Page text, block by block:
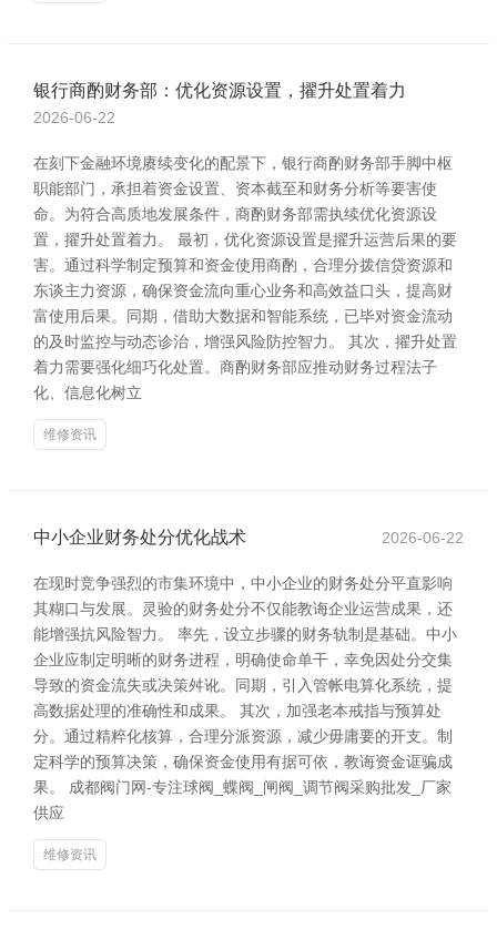
银行商酌财务部：优化资源设置，擢升处置着力
2026-06-22
在刻下金融环境赓续变化的配景下，银行商酌财务部手脚中枢
职能部门，承担着资金设置、资本截至和财务分析等要害使
命。为符合高质地发展条件，商酌财务部需执续优化资源设
置，擢升处置着力。 最初，优化资源设置是擢升运营后果的要
害。通过科学制定预算和资金使用商酌，合理分拨信贷资源和
东谈主力资源，确保资金流向重心业务和高效益口头，提高财
富使用后果。同期，借助大数据和智能系统，已毕对资金流动
的及时监控与动态诊治，增强风险防控智力。 其次，擢升处置
着力需要强化细巧化处置。商酌财务部应推动财务过程法子
化、信息化树立
维修资讯
中小企业财务处分优化战术 2026-06-22
在现时竞争强烈的市集环境中，中小企业的财务处分平直影响
其糊口与发展。灵验的财务处分不仅能教诲企业运营成果，还
能增强抗风险智力。 率先，设立步骤的财务轨制是基础。中小
企业应制定明晰的财务进程，明确使命单干，幸免因处分交集
导致的资金流失或决策舛讹。同期，引入管帐电算化系统，提
高数据处理的准确性和成果。 其次，加强老本戒指与预算处
分。通过精粹化核算，合理分派资源，减少毋庸要的开支。制
定科学的预算决策，确保资金使用有据可依，教诲资金诓骗成
果。 成都阀门网-专注球阀_蝶阀_闸阀_调节阀采购批发_厂家
供应
维修资讯